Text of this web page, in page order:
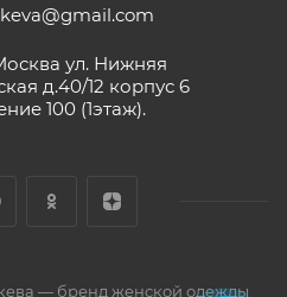
ул. Нижняя
д.40/12 корпус 6
100 (1этаж).
— бренд женской одежды